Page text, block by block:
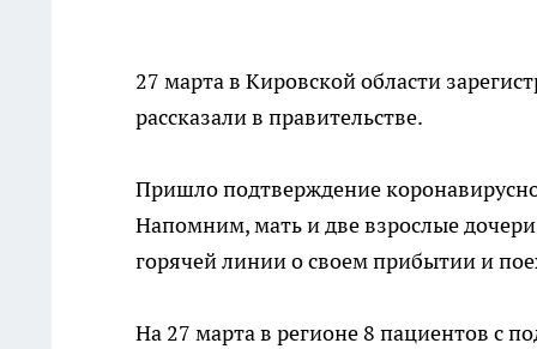
27 марта в Кировской области
рассказали в правительстве.
Пришло подтверждение
Напомним, мать и две взрослые
горячей линии о своем прибытии и
На 27 марта в регионе 8 пациентов с